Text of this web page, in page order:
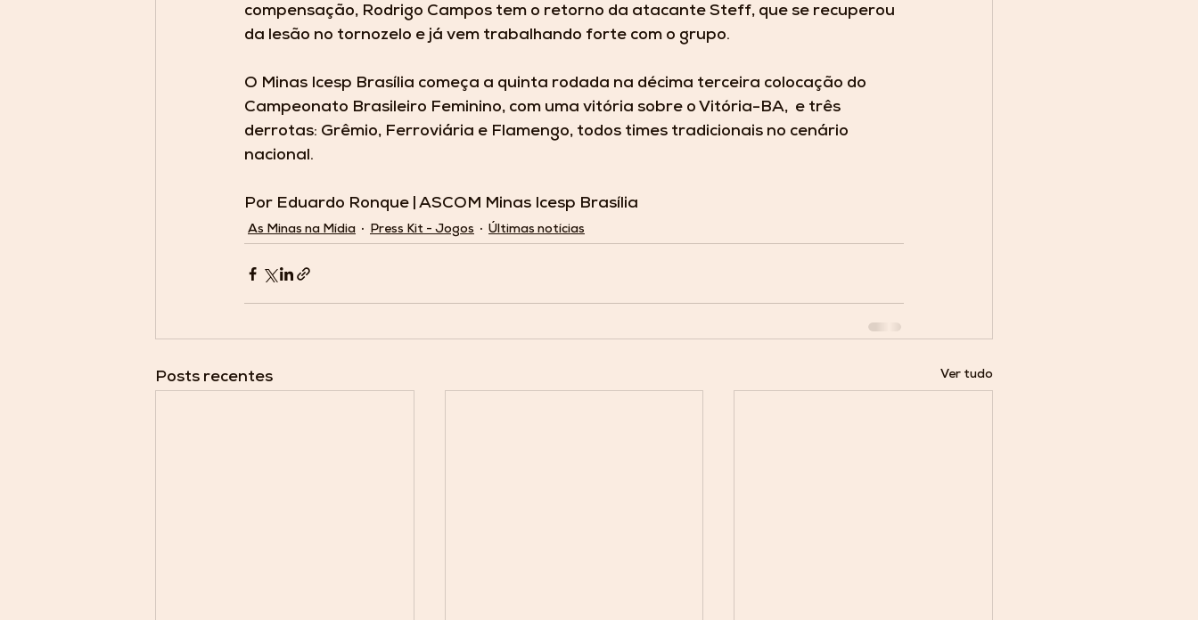
compensação, Rodrigo Campos tem o retorno da atacante Steff, que se recuperou
da lesão no tornozelo e já vem trabalhando forte com o grupo.
O Minas Icesp Brasília começa a quinta rodada na décima terceira colocação do
Campeonato Brasileiro Feminino, com uma vitória sobre o Vitória-BA,  e três
derrotas: Grêmio, Ferroviária e Flamengo, todos times tradicionais no cenário
nacional.
Por Eduardo Ronque | ASCOM Minas Icesp Brasília
As Minas na Mídia Press Kit - Jogos Últimas notícias
Posts recentes Ver tudo